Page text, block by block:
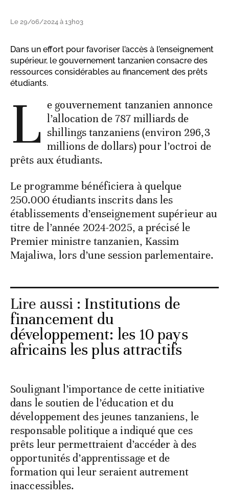
Le 29/06/2024 à 13h03
Dans un effort pour favoriser l’accès à l’enseignement
supérieur, le gouvernement tanzanien consacre des
ressources considérables au financement des prêts
étudiants.
L e gouvernement tanzanien annonce
l’allocation de 787 milliards de
shillings tanzaniens (environ 296,3
millions de dollars) pour l’octroi de
prêts aux étudiants.
Le programme bénéficiera à quelque
250.000 étudiants inscrits dans les
établissements d’enseignement supérieur au
titre de l’année 2024-2025, a précisé le
Premier ministre tanzanien, Kassim
Majaliwa, lors d’une session parlementaire.
Lire aussi : Institutions de
financement du
développement: les 10 pays
africains les plus attractifs
Soulignant l’importance de cette initiative
dans le soutien de l’éducation et du
développement des jeunes tanzaniens, le
responsable politique a indiqué que ces
prêts leur permettraient d’accéder à des
opportunités d’apprentissage et de
formation qui leur seraient autrement
inaccessibles.